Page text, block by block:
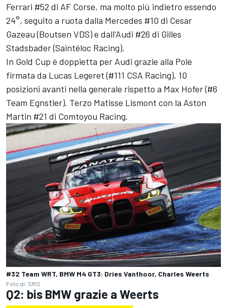
Ferrari #52 di AF Corse, ma molto più indietro essendo
24°, seguito a ruota dalla Mercedes #10 di Cesar
Gazeau (Boutsen VDS) e dall'Audi #26 di Gilles
Stadsbader (Saintéloc Racing).
In Gold Cup è doppietta per Audi grazie alla Pole
firmata da Lucas Legeret (#111 CSA Racing), 10
posizioni avanti nella generale rispetto a Max Hofer (#6
Team Egnstler). Terzo Matisse Lismont con la Aston
Martin #21 di Comtoyou Racing.
#32 Team WRT, BMW M4 GT3: Dries Vanthoor, Charles Weerts
Foto di: SRO
Q2: bis BMW grazie a Weerts